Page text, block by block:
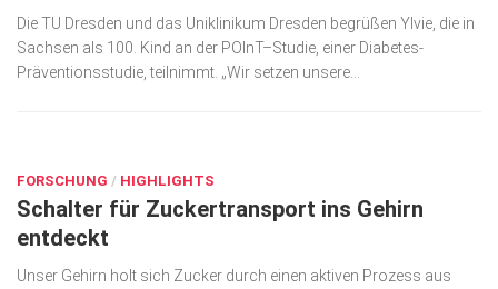
Special
Wirtschaft, Recht, Finanzen
Allgemein
Sehen
Die TU Dresden und das Uniklinikum Dresden begrüßen Ylvie, die in
Sachsen als 100. Kind an der POInT–Studie, einer Diabetes-
Präventionsstudie, teilnimmt. „Wir setzen unsere...
FORSCHUNG / HIGHLIGHTS
Schalter für Zuckertransport ins Gehirn
entdeckt
Unser Gehirn holt sich Zucker durch einen aktiven Prozess aus